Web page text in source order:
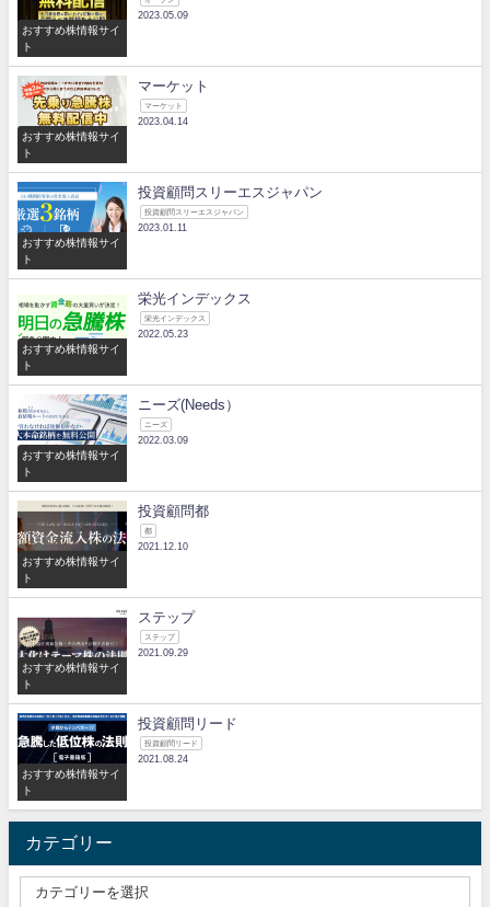
おすすめ株情報サイ
ト
2023.05.09
おすすめ株情報サイ
ト
マーケット
マーケット
2023.04.14
おすすめ株情報サイ
ト
投資顧問スリーエスジャパン
投資顧問スリーエスジャパン
2023.01.11
おすすめ株情報サイ
ト
栄光インデックス
栄光インデックス
2022.05.23
おすすめ株情報サイ
ト
ニーズ(Needs）
ニーズ
2022.03.09
おすすめ株情報サイ
ト
投資顧問都
都
2021.12.10
おすすめ株情報サイ
ト
ステップ
ステップ
2021.09.29
おすすめ株情報サイ
ト
投資顧問リード
投資顧問リード
2021.08.24
カテゴリー